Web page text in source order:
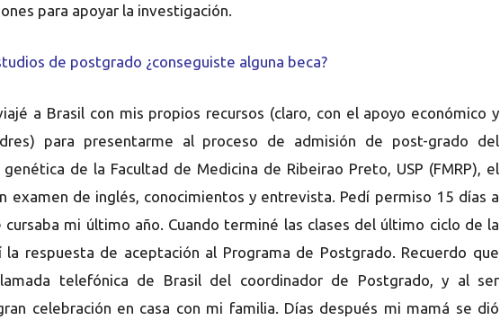
para apoyar la investigación.
de postgrado ¿conseguiste alguna beca?
a Brasil con mis propios recursos (claro, con el apoyo económico y
para presentarme al proceso de admisión de post-grado del
de la Facultad de Medicina de Ribeirao Preto, USP (FMRP), el
examen de inglés, conocimientos y entrevista. Pedí permiso 15 días a
cursaba mi último año. Cuando terminé las clases del último ciclo de la
la respuesta de aceptación al Programa de Postgrado. Recuerdo que
telefónica de Brasil del coordinador de Postgrado, y al ser
celebración en casa con mi familia. Días después mi mamá se dió